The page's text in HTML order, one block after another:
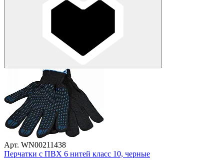
Арт. WN00211438
Перчатки с ПВХ 6 нитей класс 10, черные